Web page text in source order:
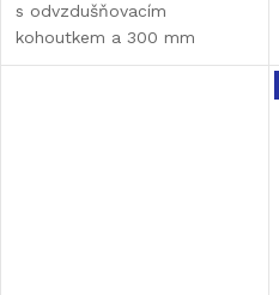
s odvzdušňovacím
kohoutkem a 300 mm
flexibilní hadicí pro kanystry